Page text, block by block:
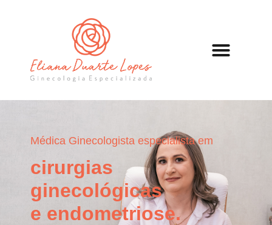
Médica Ginecologista especialista em
cirurgias
ginecológicas
e endometriose.